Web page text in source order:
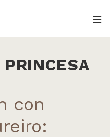
PRINCESA
con